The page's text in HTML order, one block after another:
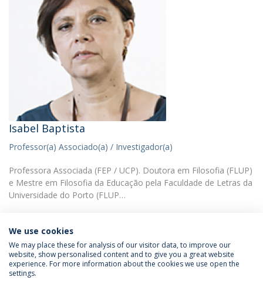
Isabel Baptista
Professor(a) Associado(a) / Investigador(a)
Professora Associada (FEP / UCP). Doutora em Filosofia (FLUP)
e Mestre em Filosofia da Educação pela Faculdade de Letras da
Universidade do Porto (FLUP…
Política de Privacidade
Termos & Condições
We use cookies
We may place these for analysis of our visitor data, to improve our
website, show personalised content and to give you a great website
experience. For more information about the cookies we use open the
settings.